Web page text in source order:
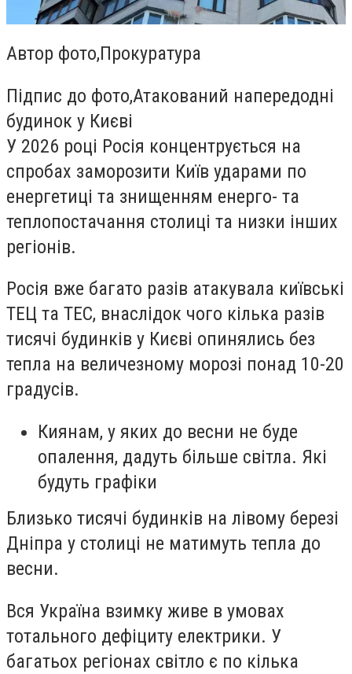
Автор фото,Прокуратура
Підпис до фото,Атакований напередодні
будинок у Києві
У 2026 році Росія концентрується на
спробах заморозити Київ ударами по
енергетиці та знищенням енерго- та
теплопостачання столиці та низки інших
регіонів.
Росія вже багато разів атакувала київські
ТЕЦ та ТЕС, внаслідок чого кілька разів
тисячі будинків у Києві опинялись без
тепла на величезному морозі понад 10-20
градусів.
Киянам, у яких до весни не буде
опалення, дадуть більше світла. Які
будуть графіки
Близько тисячі будинків на лівому березі
Дніпра у столиці не матимуть тепла до
весни.
Вся Україна взимку живе в умовах
тотального дефіциту електрики. У
багатьох регіонах світло є по кілька